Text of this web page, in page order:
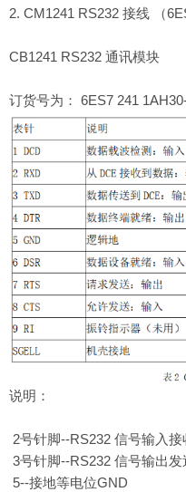
2. CM1241 RS232 接线 （
CB1241 RS232 通讯模块
订货号为： 6ES7 241
说明：
2号针脚--RS232 信号输入接
3号针脚--RS232 信号输出发
5--接地等电位GND